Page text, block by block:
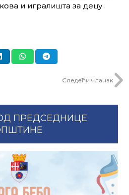
и игралишта за децу .
Следећи чланак
ПРЕДСЕДНИЦЕ